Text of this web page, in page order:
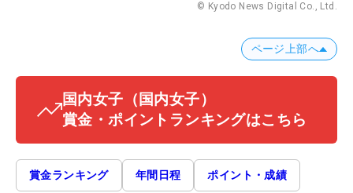
© Kyodo News Digital Co., Ltd.
ページ上部へ
国内女子 （国内女子）
賞金・ポイントランキングはこちら
賞金ランキング 年間日程 ポイント・成績